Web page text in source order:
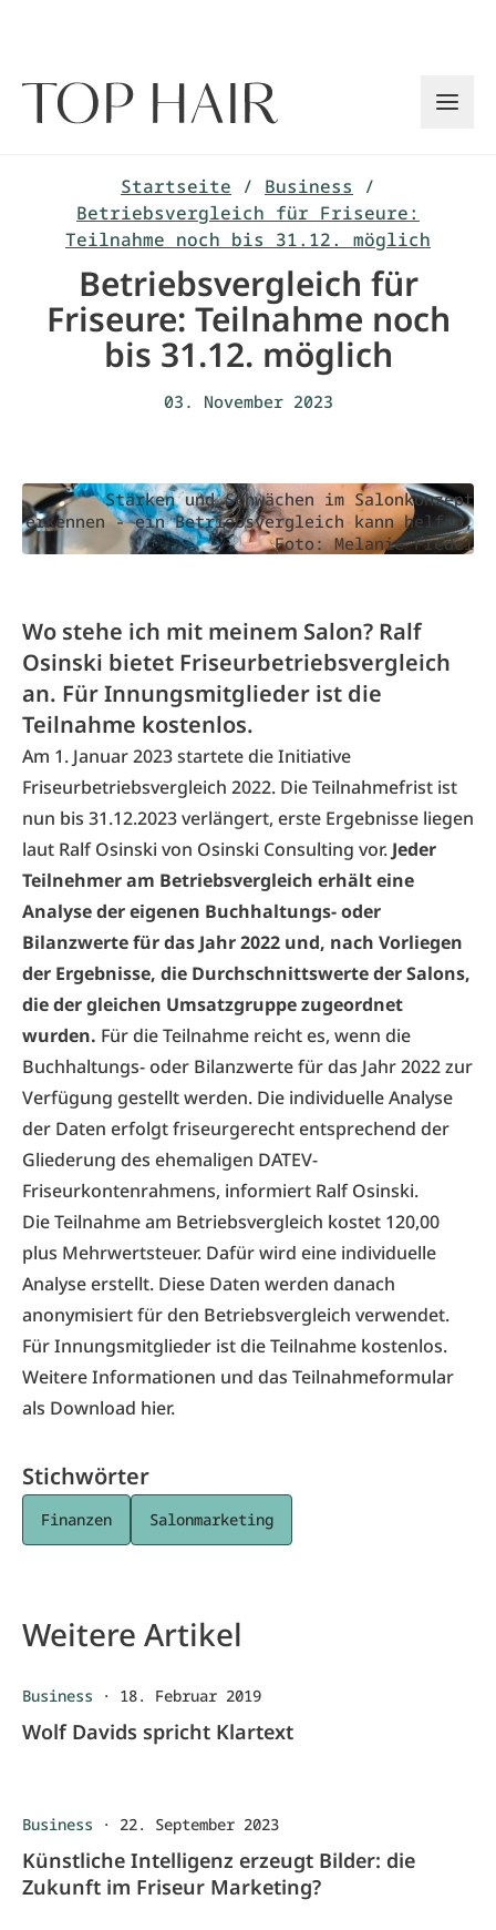
Startseite / Business
/
Betriebsvergleich für Friseure:
Teilnahme noch bis 31.12. möglich
Betriebsvergleich für
Friseure: Teilnahme noch
bis 31.12. möglich
03. November 2023
Stärken und Schwächen im Salonkonzept
erkennen - ein Betriebsvergleich kann helfen,
Foto: Melanie Fredel
Wo stehe ich mit meinem Salon? Ralf
Osinski bietet Friseurbetriebsvergleich
an. Für Innungsmitglieder ist die
Teilnahme kostenlos.
Am 1. Januar 2023 startete die Initiative
Friseurbetriebsvergleich 2022. Die Teilnahmefrist ist
nun bis 31.12.2023 verlängert, erste Ergebnisse liegen
laut Ralf Osinski von Osinski Consulting vor. Jeder
Teilnehmer am Betriebsvergleich erhält eine
Analyse der eigenen Buchhaltungs- oder
Bilanzwerte für das Jahr 2022 und, nach Vorliegen
der Ergebnisse, die Durchschnittswerte der Salons,
die der gleichen Umsatzgruppe zugeordnet
wurden. Für die Teilnahme reicht es, wenn die
Buchhaltungs- oder Bilanzwerte für das Jahr 2022 zur
Verfügung gestellt werden. Die individuelle Analyse
der Daten erfolgt friseurgerecht entsprechend der
Gliederung des ehemaligen DATEV-
Friseurkontenrahmens, informiert Ralf Osinski.
Die Teilnahme am Betriebsvergleich kostet 120,00
plus Mehrwertsteuer. Dafür wird eine individuelle
Analyse erstellt. Diese Daten werden danach
anonymisiert für den Betriebsvergleich verwendet.
Für Innungsmitglieder ist die Teilnahme kostenlos.
Weitere Informationen und das Teilnahmeformular
als Download hier.
Stichwörter
Finanzen Salonmarketing
Weitere Artikel
Business · 18. Februar 2019
Wolf Davids spricht Klartext
Business · 22. September 2023
Künstliche Intelligenz erzeugt Bilder: die
Zukunft im Friseur Marketing?